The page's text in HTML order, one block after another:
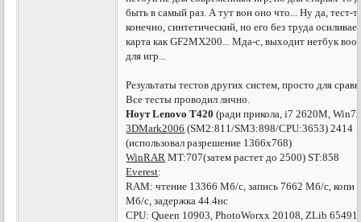
быть в самый раз. А тут вон оно что... Ну да, тест-
конечно, синтетический, но его без труда
карта как GF2MX200... Мда-с, выходит нетбук
для игр...
Результаты тестов других систем, просто для
Все тесты проводил лично.
Ноут Lenovo T420 (ради прикола, i7 2620M,
3DMark2006 (SM2:811/SM3:898/CPU:3653) 2414
(использовал разрешение 1366х768)
WinRAR MT:707(затем растет до 2500) ST:858
Everest:
RAM: чтение 13366 Мб/с, запись 7662 Мб/с, копи
Мб/с, задержка 44.4нс
CPU: Queen 10903, PhotoWorxx 20108, ZLib